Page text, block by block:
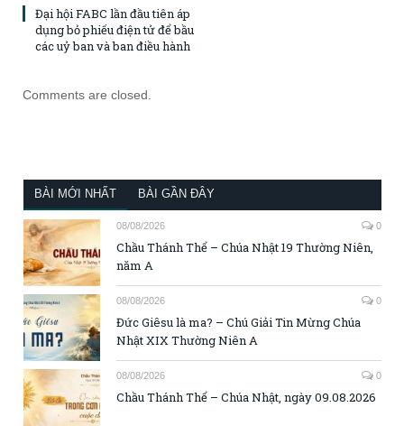
Đại hội FABC lần đầu tiên áp
dụng bỏ phiếu điện tử để bầu
các uỷ ban và ban điều hành
Comments are closed.
BÀI MỚI NHẤT BÀI GẦN ĐÂY
08/08/2026 0
Chầu Thánh Thể – Chúa Nhật 19 Thường Niên,
năm A
08/08/2026 0
Đức Giêsu là ma? – Chú Giải Tin Mừng Chúa
Nhật XIX Thường Niên A
08/08/2026 0
Chầu Thánh Thể – Chúa Nhật, ngày 09.08.2026